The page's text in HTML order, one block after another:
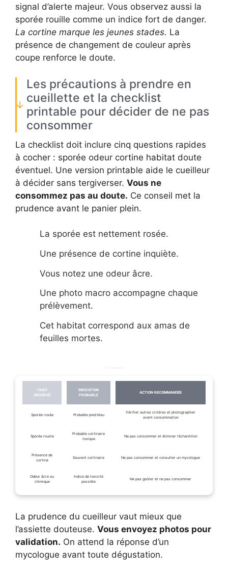
signal d’alerte majeur. Vous observez aussi la
sporée rouille comme un indice fort de danger.
La cortine marque les jeunes stades. La
présence de changement de couleur après
coupe renforce le doute.
Les précautions à prendre en
cueillette et la checklist
printable pour décider de ne pas
consommer
La checklist doit inclure cinq questions rapides
à cocher : sporée odeur cortine habitat doute
éventuel. Une version printable aide le cueilleur
à décider sans tergiverser. Vous ne
consommez pas au doute. Ce conseil met la
prudence avant le panier plein.
La sporée est nettement rosée.
Une présence de cortine inquiète.
Vous notez une odeur âcre.
Une photo macro accompagne chaque
prélèvement.
Cet habitat correspond aux amas de
feuilles mortes.
TRAIT
OBSERVÉ
INDICATION
PROBABLE
ACTION RECOMMANDÉE
Sporée rosée Probable pied bleu
Vérifier autres critères et photographier
avant consommation
Sporée rouille
Probable cortinaire
toxique
Ne pas consommer et éliminer l’échantillon
Présence de
cortine
Souvent cortinaire Ne pas consommer et consulter un mycologue
Odeur âcre ou
chimique
Indice de toxicité
possible
Ne pas goûter et ne pas consommer
La prudence du cueilleur vaut mieux que
l’assiette douteuse. Vous envoyez photos pour
validation. On attend la réponse d’un
mycologue avant toute dégustation.